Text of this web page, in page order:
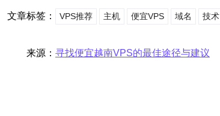
文章标签： VPS推荐 主机 便宜VPS 域名 技术
来源： 寻找便宜越南VPS的最佳途径与建议